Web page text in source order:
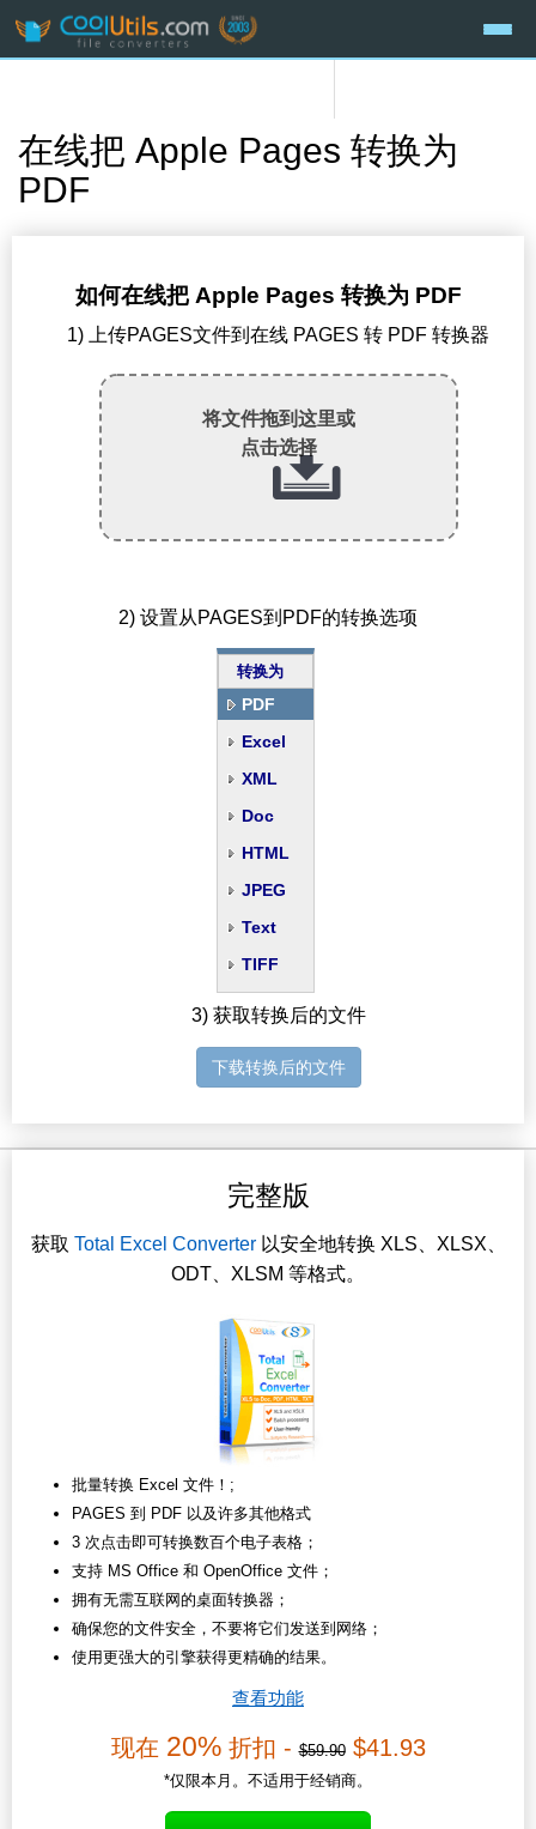
在线把 Apple Pages 转换为
PDF
如何在线把 Apple Pages 转换为 PDF
1) 上传PAGES文件到在线 PAGES 转 PDF 转换器
将文件拖到这里或
点击选择
2) 设置从PAGES到PDF的转换选项
转换为
PDF
Excel
XML
Doc
HTML
JPEG
Text
TIFF
3) 获取转换后的文件
下载转换后的文件
完整版
获取 Total Excel Converter以安全地转换 XLS、XLSX、
ODT、XLSM 等格式。
批量转换 Excel 文件！;
PAGES 到 PDF 以及许多其他格式
3 次点击即可转换数百个电子表格；
支持 MS Office 和 OpenOffice 文件；
拥有无需互联网的桌面转换器；
确保您的文件安全，不要将它们发送到网络；
使用更强大的引擎获得更精确的结果。
查看功能
现在 20%折扣 -$59.90$41.93
*仅限本月。不适用于经销商。